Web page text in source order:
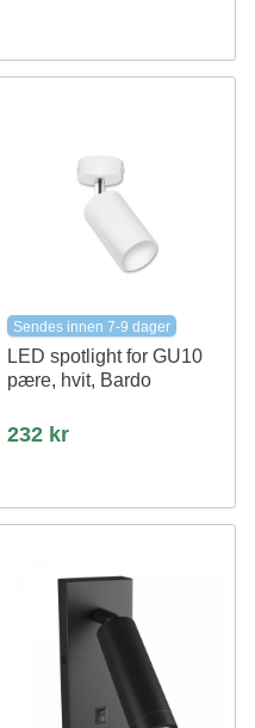
Sendes innen 7-9 dager
LED spotlight for GU10
pære, hvit, Bardo
232 kr